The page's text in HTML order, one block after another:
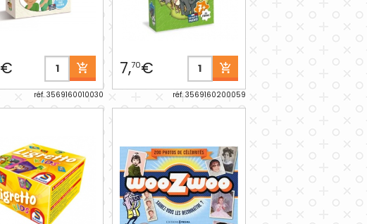
€
réf. 3569160010030
7,70€
réf. 3569160200059